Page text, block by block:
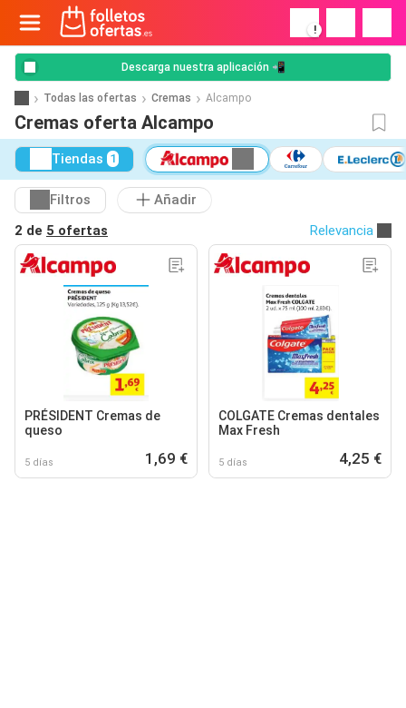
!
Descarga nuestra aplicación 📲
Todas las ofertas Cremas Alcampo
Cremas oferta Alcampo
Tiendas 1
Filtros
Añadir
2 de 5 ofertas Relevancia
PRÉSIDENT Cremas de
queso
5 días 1,69 €
COLGATE Cremas dentales
Max Fresh
5 días 4,25 €